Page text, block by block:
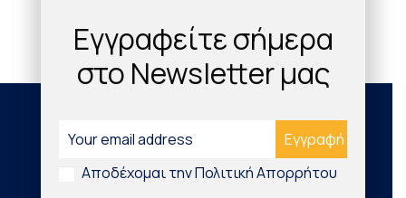
Εγγραφείτε σήμερα
στο Newsletter μας
Αποδέχομαι την Πολιτική Απορρήτου